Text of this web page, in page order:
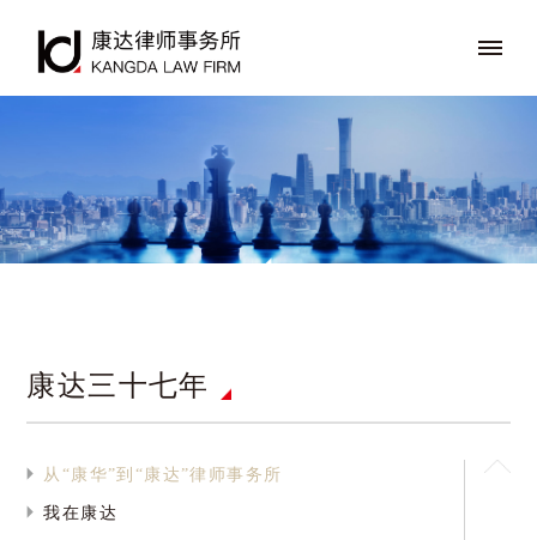
康达三十七年
康达律师参与立法的小故事
从“康华”到“康达”律师事务所
我在康达